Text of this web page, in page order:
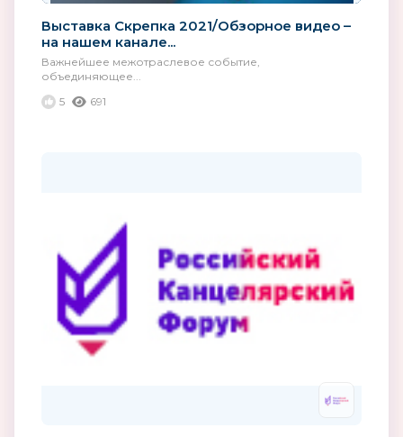
Выставка Скрепка 2021/Обзорное видео –
на нашем канале...
Важнейшее межотраслевое событие,
объединяющее...
5
691